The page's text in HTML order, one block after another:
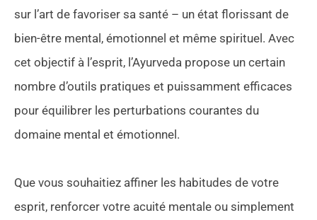
sur l’art de favoriser sa santé – un état florissant de
bien-être mental, émotionnel et même spirituel. Avec
cet objectif à l’esprit, l’Ayurveda propose un certain
nombre d’outils pratiques et puissamment efficaces
pour équilibrer les perturbations courantes du
domaine mental et émotionnel.
Que vous souhaitiez affiner les habitudes de votre
esprit, renforcer votre acuité mentale ou simplement